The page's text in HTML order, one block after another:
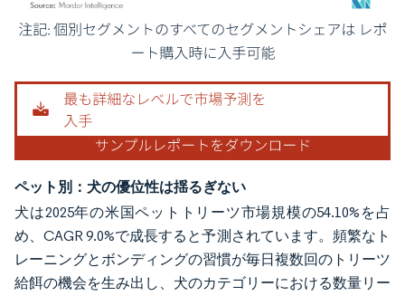
画像 © Mordor Intelligence。再利用にはCC BY 4.0の表示が必要です。
ペット別：犬の優位性は揺るぎない
犬は2025年の米国ペットトリーツ市場規模の54.10%を占
め、CAGR 9.0%で成長すると予測されています。頻繁なト
レーニングとボンディングの習慣が毎日複数回のトリーツ
給餌の機会を生み出し、犬のカテゴリーにおける数量リー